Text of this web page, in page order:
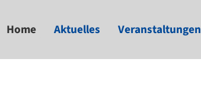
Home Aktuelles Veranstaltungen